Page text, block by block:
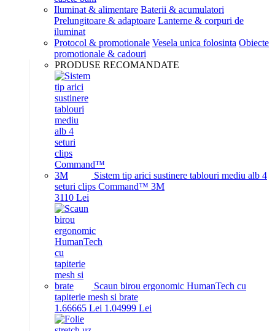
Iluminat & alimentare Baterii & acumulatori
Prelungitoare & adaptoare Lanterne & corpuri de
iluminat
Protocol & promotionale Vesela unica folosinta Obiecte
promotionale & cadouri
PRODUSE RECOMANDATE
Sistem tip arici sustinere tablouri mediu alb 4
seturi clips Command™ 3M
3110 Lei
Scaun birou ergonomic HumanTech cu
tapiterie mesh si brate
1.66665 Lei 1.04999 Lei